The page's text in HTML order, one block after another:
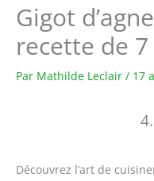
Gigot
recette de
Par Mathilde Leclair / 17
Découvrez l’art de